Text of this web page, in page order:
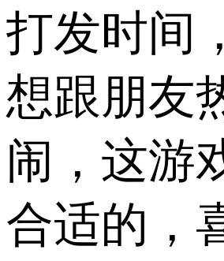
打发时间
想跟朋友
闹，这游
合适的，